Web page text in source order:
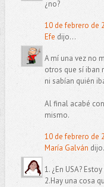
¿no?
10 de febrero de
Efe dijo...
A mí una vez no
otros que sí iban
ni sabían quién
Al final acabé
mismo.
10 de febrero de
María Galván
1. ¿En USA?
2.Hay una cosa